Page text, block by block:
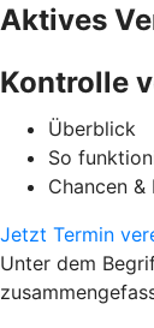
Aktives
Kontrolle
Überblick
So
Chancen &
Jetzt Termin
Unter dem